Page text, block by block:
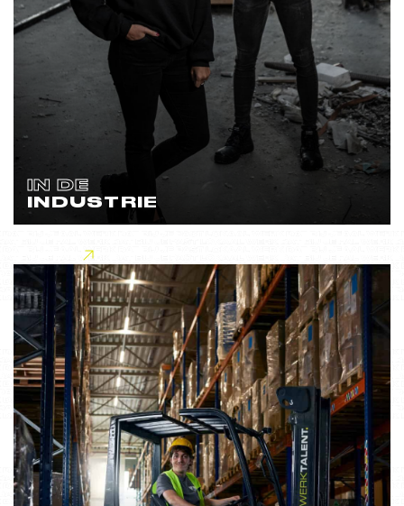
IN DE
INDUSTRIE